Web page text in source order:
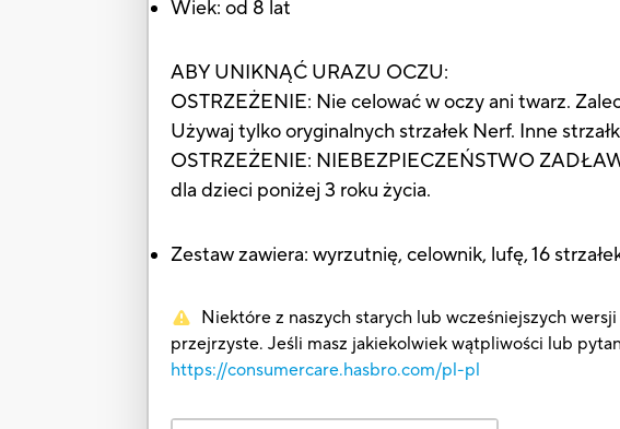
Wiek: od 8 lat
ABY UNIKNĄĆ URAZU OCZU:
OSTRZEŻENIE: Nie celować w oczy ani twarz.
Używaj tylko oryginalnych strzałek Nerf. Inne
OSTRZEŻENIE: NIEBEZPIECZEŃSTWO
dla dzieci poniżej 3 roku życia.
Zestaw zawiera: wyrzutnię, celownik, lufę, 16
Niektóre z naszych starych lub wcześniejszych
przejrzyste. Jeśli masz jakiekolwiek wątpliwości lub
https://consumercare.hasbro.com/pl-pl